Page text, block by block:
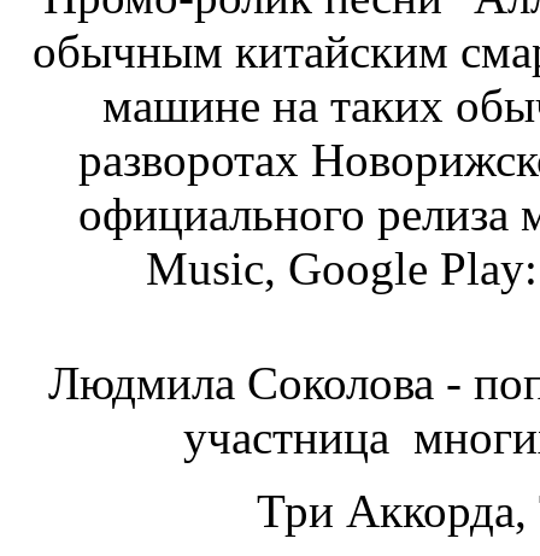
обычным китайским
машине на таких
разворотах
официального релиза
Music, Google
Людмила Соколова -
участница
Три Аккорда,